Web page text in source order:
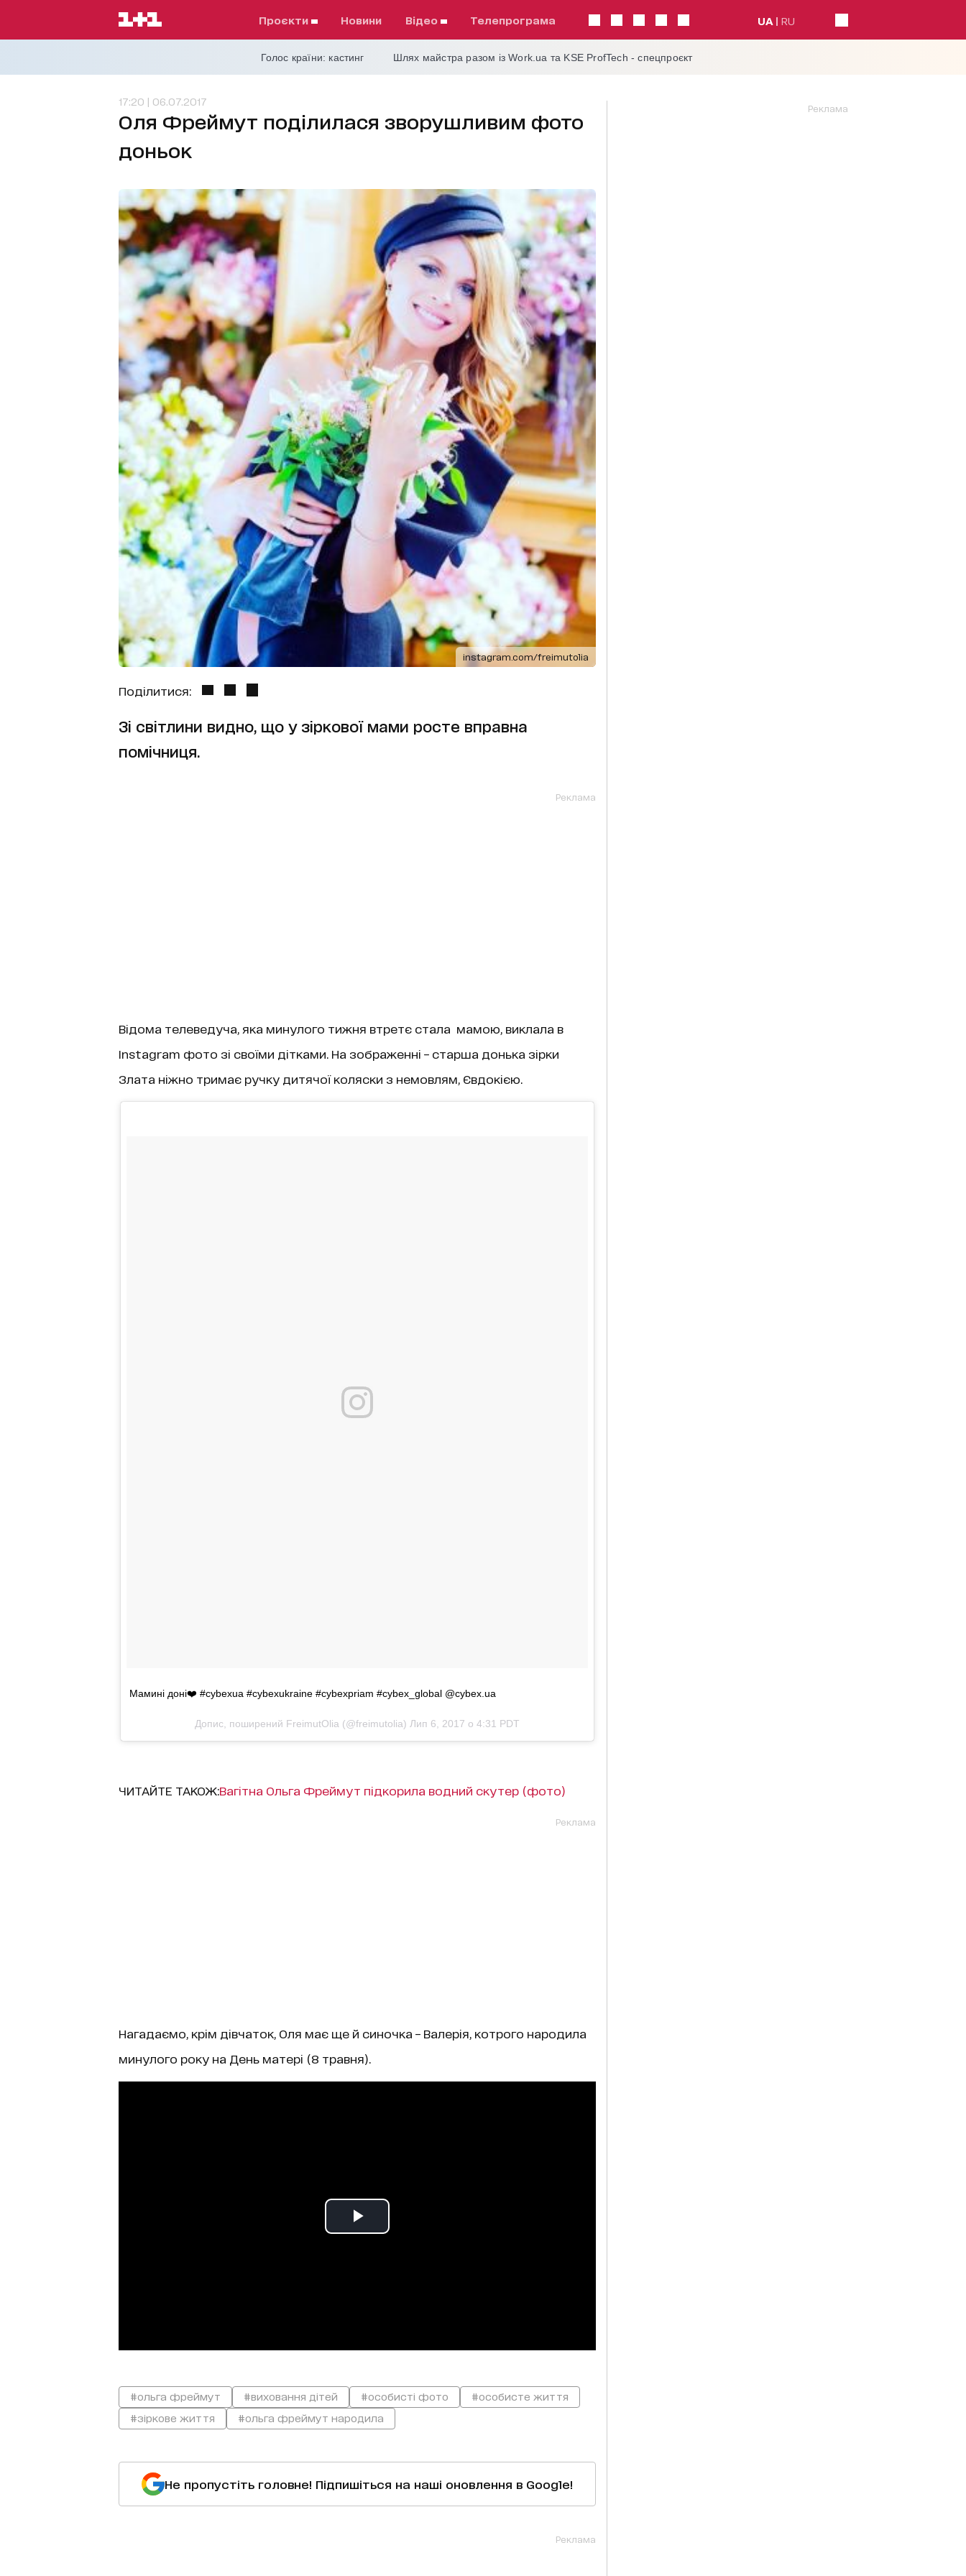
проєкти Новини відео телепрограма UA RU
Голос країни: кастинг Шлях майстра разом із Work.ua та KSE ProfTech - спецпроєкт
17:20 | 06.07.2017
Оля Фреймут поділилася зворушливим фото
доньок
instagram.com/freimutolia
Поділитися:
Зі світлини видно, що у зіркової мами росте вправна
помічниця.
Реклама
Відома телеведуча, яка минулого тижня втретє стала мамою, виклала в
Instagram фото зі своїми дітками. На зображенні – старша донька зірки
Злата ніжно тримає ручку дитячої коляски з немовлям, Євдокією.
Мамині доні❤️ #cybexua #cybexukraine #cybexpriam #cybex_global @cybex.ua
Допис, поширений FreimutOlia (@freimutolia) Лип 6, 2017 о 4:31 PDT
ЧИТАЙТЕ ТАКОЖ:Вагітна Ольга Фреймут підкорила водний скутер (фото)
Реклама
Нагадаємо, крім дівчаток, Оля має ще й синочка – Валерія, котрого народила
минулого року на День матері (8 травня).
#ольга фреймут #виховання дітей #особисті фото
#особисте життя
#зіркове життя
#ольга фреймут народила
Не пропустіть головне! Підпишіться на наші оновлення в Google!
Реклама
Реклама